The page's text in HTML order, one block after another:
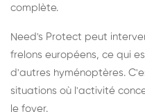
complète.
Need's Protect peut
frelons européens, ce qui
d'autres hyménoptères.
situations où l'activité
le foyer.